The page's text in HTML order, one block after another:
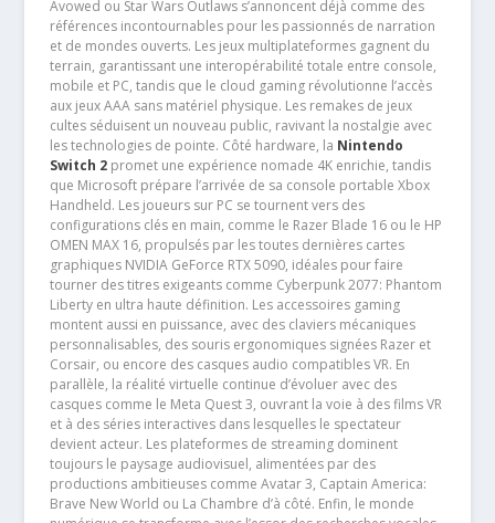
Avowed ou Star Wars Outlaws s’annoncent déjà comme des
références incontournables pour les passionnés de narration
et de mondes ouverts. Les jeux multiplateformes gagnent du
terrain, garantissant une interopérabilité totale entre console,
mobile et PC, tandis que le cloud gaming révolutionne l’accès
aux jeux AAA sans matériel physique. Les remakes de jeux
cultes séduisent un nouveau public, ravivant la nostalgie avec
les technologies de pointe. Côté hardware, la Nintendo
Switch 2promet une expérience nomade 4K enrichie, tandis
que Microsoft prépare l’arrivée de sa console portable Xbox
Handheld. Les joueurs sur PC se tournent vers des
configurations clés en main, comme le Razer Blade 16 ou le HP
OMEN MAX 16, propulsés par les toutes dernières cartes
graphiques NVIDIA GeForce RTX 5090, idéales pour faire
tourner des titres exigeants comme Cyberpunk 2077: Phantom
Liberty en ultra haute définition. Les accessoires gaming
montent aussi en puissance, avec des claviers mécaniques
personnalisables, des souris ergonomiques signées Razer et
Corsair, ou encore des casques audio compatibles VR. En
parallèle, la réalité virtuelle continue d’évoluer avec des
casques comme le Meta Quest 3, ouvrant la voie à des films VR
et à des séries interactives dans lesquelles le spectateur
devient acteur. Les plateformes de streaming dominent
toujours le paysage audiovisuel, alimentées par des
productions ambitieuses comme Avatar 3, Captain America:
Brave New World ou La Chambre d’à côté. Enfin, le monde